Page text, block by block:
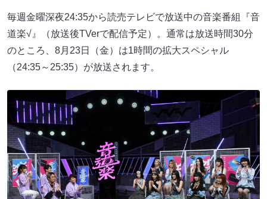
毎週金曜深夜24:35から読売テレビで放送中の音楽番組『音
道楽√』（放送後TVerで配信予定）。通常は放送時間30分
のところ、8月23日（金）は1時間の拡大スペシャル
（24:35～25:35）が放送されます。